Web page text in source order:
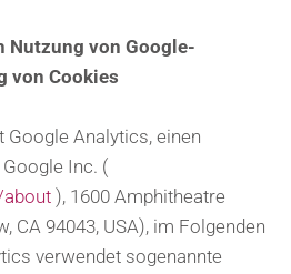
Nutzung von Google-
von Cookies
Google Analytics, einen
Inc. (
), 1600 Amphitheatre
CA 94043, USA), im Folgenden
verwendet sogenannte